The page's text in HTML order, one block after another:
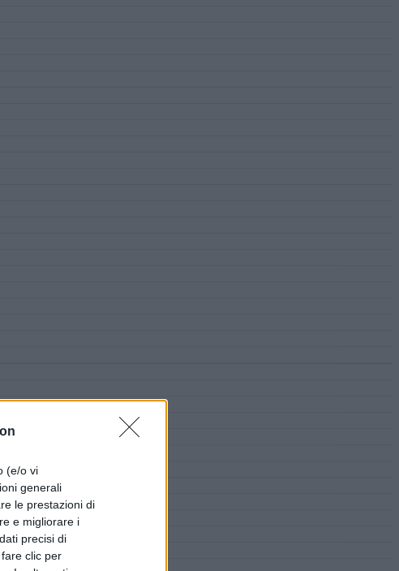
(e/o vi
generali
le prestazioni di
e migliorare i
precisi di
clic per